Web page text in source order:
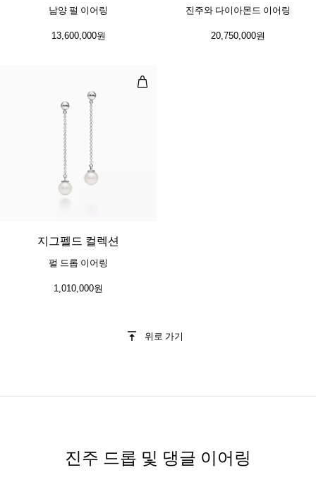
남양 펄 이어링
13,600,000원
진주와 다이아몬드 이어링
20,750,000원
펄 드롭 이어링
지그펠드 컬렉션
펄 드롭 이어링
1,010,000원
위로 가기
진주 드롭 및 댕글 이어링